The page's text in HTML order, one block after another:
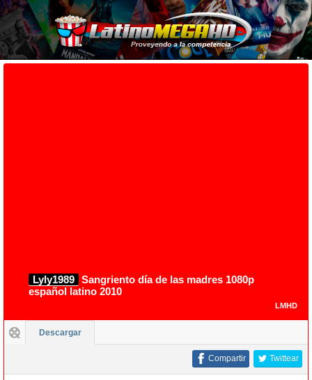
Lyly1989 Sangriento día de las madres 1080p
español latino 2010
LMHD
Descargar
Twittear
Compartir